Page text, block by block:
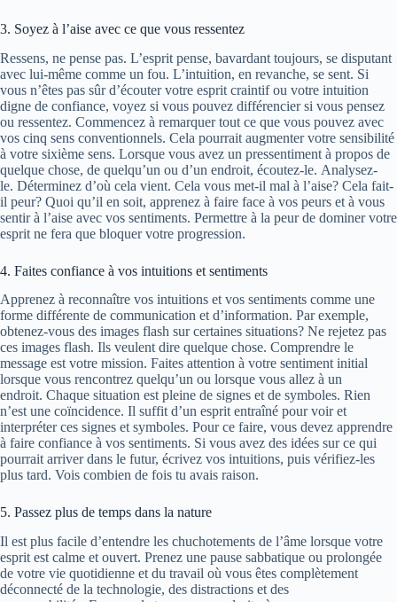
3. Soyez à l’aise avec ce que vous ressentez
Ressens, ne pense pas. L’esprit pense, bavardant toujours, se disputant
avec lui-même comme un fou. L’intuition, en revanche, se sent. Si
vous n’êtes pas sûr d’écouter votre esprit craintif ou votre intuition
digne de confiance, voyez si vous pouvez différencier si vous pensez
ou ressentez. Commencez à remarquer tout ce que vous pouvez avec
vos cinq sens conventionnels. Cela pourrait augmenter votre sensibilité
à votre sixième sens. Lorsque vous avez un pressentiment à propos de
quelque chose, de quelqu’un ou d’un endroit, écoutez-le. Analysez-
le. Déterminez d’où cela vient. Cela vous met-il mal à l’aise? Cela fait-
il peur? Quoi qu’il en soit, apprenez à faire face à vos peurs et à vous
sentir à l’aise avec vos sentiments. Permettre à la peur de dominer votre
esprit ne fera que bloquer votre progression.
4. Faites confiance à vos intuitions et sentiments
Apprenez à reconnaître vos intuitions et vos sentiments comme une
forme différente de communication et d’information. Par exemple,
obtenez-vous des images flash sur certaines situations? Ne rejetez pas
ces images flash. Ils veulent dire quelque chose. Comprendre le
message est votre mission. Faites attention à votre sentiment initial
lorsque vous rencontrez quelqu’un ou lorsque vous allez à un
endroit. Chaque situation est pleine de signes et de symboles. Rien
n’est une coïncidence. Il suffit d’un esprit entraîné pour voir et
interpréter ces signes et symboles. Pour ce faire, vous devez apprendre
à faire confiance à vos sentiments. Si vous avez des idées sur ce qui
pourrait arriver dans le futur, écrivez vos intuitions, puis vérifiez-les
plus tard. Vois combien de fois tu avais raison.
5. Passez plus de temps dans la nature
Il est plus facile d’entendre les chuchotements de l’âme lorsque votre
esprit est calme et ouvert. Prenez une pause sabbatique ou prolongée
de votre vie quotidienne et du travail où vous êtes complètement
déconnecté de la technologie, des distractions et des